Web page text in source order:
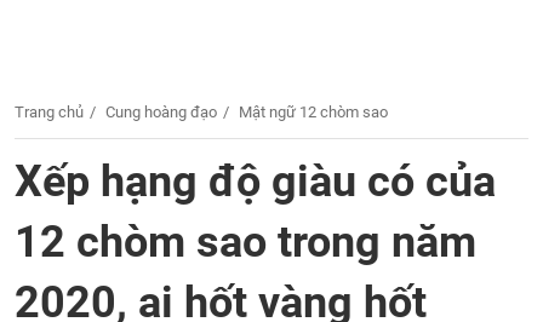
Trang chủ Cung hoàng đạo Mật ngữ 12 chòm sao
Xếp hạng độ giàu có của
12 chòm sao trong năm
2020, ai hốt vàng hốt